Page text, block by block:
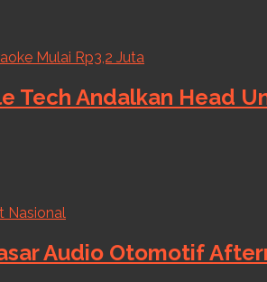
Tech Andalkan Head
Audio Otomotif